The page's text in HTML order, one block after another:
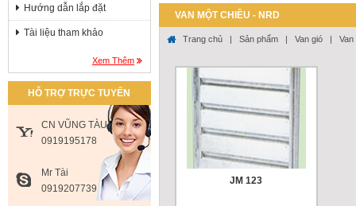
Hướng dẫn lắp đặt
Tài liệu tham khảo
Xem Thêm
HỖ TRỢ TRỰC TUYẾN
CN VŨNG TÀU
0919195178
Mr Tài
0919207739
VAN MỘT CHIỀU - NRD
Trang chủ | Sản phẩm | Van gió |
JM 123